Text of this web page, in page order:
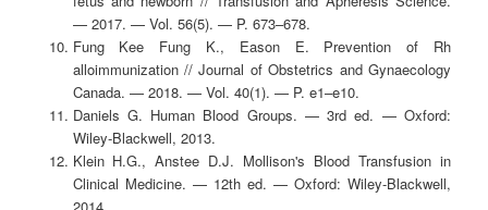
— 2017. — Vol. 56(5). — P. 673–678.
Fung Kee Fung K., Eason E. Prevention of Rh
alloimmunization // Journal of Obstetrics and Gynaecology
Canada. — 2018. — Vol. 40(1). — P. e1–e10.
Daniels G. Human Blood Groups. — 3rd ed. — Oxford:
Wiley-Blackwell, 2013.
Klein H.G., Anstee D.J. Mollison's Blood Transfusion in
Clinical Medicine. — 12th ed. — Oxford: Wiley-Blackwell,